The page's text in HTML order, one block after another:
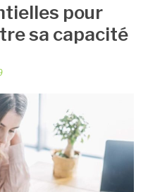
pour
sa capacité